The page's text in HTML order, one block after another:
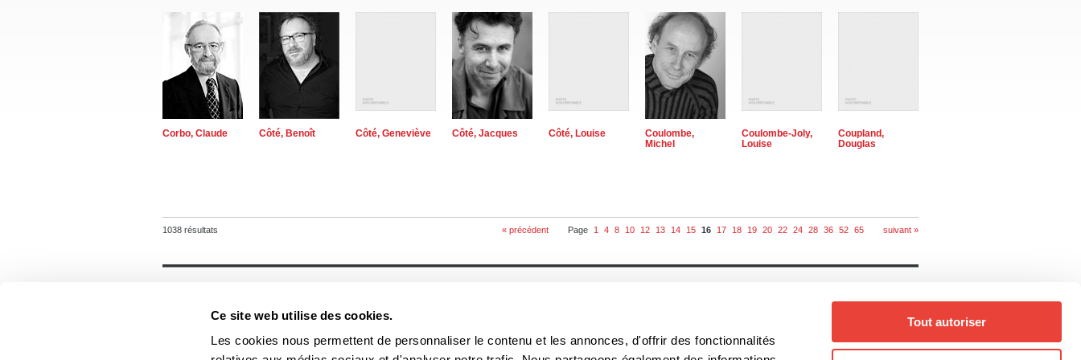
Ce site web utilise des cookies.
Les cookies nous permettent de personnaliser le contenu et les annonces, d'offrir des fonctionnalités
Tout autoriser
Corbo, Claude Côté, Benoît Côté, Geneviève Côté, Jacques Côté, Louise
Coulombe,
Michel
Coulombe-Joly,
Louise
Coupland,
Douglas
1038 résultats « précédent Page 1 4 8 10 12 13 14 15 16 17 18 19 20 22 24 28 36 52 65 suivant »
Équipe
Nos lauréats
Nos partenaires
Thèmes
Genres